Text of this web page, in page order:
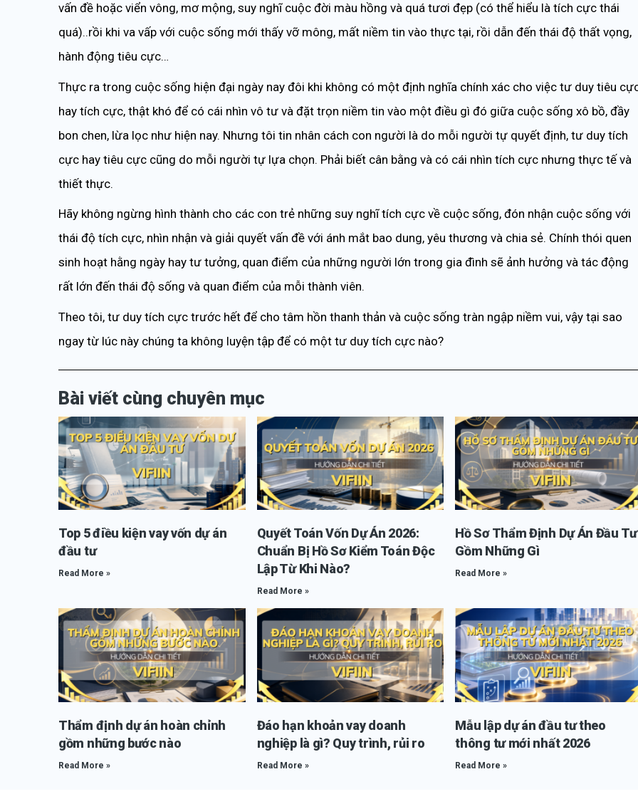
vấn đề hoặc viển vông, mơ mộng, suy nghĩ cuộc đời màu hồng và quá tươi đẹp (có thể hiểu là tích cực thái
quá)..rồi khi va vấp với cuộc sống mới thấy vỡ mông, mất niềm tin vào thực tại, rồi dẫn đến thái độ thất vọng,
hành động tiêu cực…
Thực ra trong cuộc sống hiện đại ngày nay đôi khi không có một định nghĩa chính xác cho việc tư duy tiêu
hay tích cực, thật khó để có cái nhìn vô tư và đặt trọn niềm tin vào một điều gì đó giữa cuộc sống xô bồ, đầy
bon chen, lừa lọc như hiện nay. Nhưng tôi tin nhân cách con người là do mỗi người tự quyết định, tư duy tích
cực hay tiêu cực cũng do mỗi người tự lựa chọn. Phải biết cân bằng và có cái nhìn tích cực nhưng thực tế và
thiết thực.
Hãy không ngừng hình thành cho các con trẻ những suy nghĩ tích cực về cuộc sống, đón nhận cuộc sống với
thái độ tích cực, nhìn nhận và giải quyết vấn đề với ánh mắt bao dung, yêu thương và chia sẻ. Chính thói quen
sinh hoạt hằng ngày hay tư tưởng, quan điểm của những người lớn trong gia đình sẽ ảnh hưởng và tác động
rất lớn đến thái độ sống và quan điểm của mỗi thành viên.
Theo tôi, tư duy tích cực trước hết để cho tâm hồn thanh thản và cuộc sống tràn ngập niềm vui, vậy tại sao
ngay từ lúc này chúng ta không luyện tập để có một tư duy tích cực nào?
Bài viết cùng chuyên mục
Top 5 điều kiện vay vốn dự án
đầu tư
Read More »
Quyết Toán Vốn Dự Án 2026:
Chuẩn Bị Hồ Sơ Kiểm Toán Độc
Lập Từ Khi Nào?
Read More »
Hồ Sơ Thẩm Định Dự Án Đầu Tư
Gồm Những Gì
Read More »
Thẩm định dự án hoàn chỉnh
gồm những bước nào
Read More »
Đáo hạn khoản vay doanh
nghiệp là gì? Quy trình, rủi ro
Read More »
Mẫu lập dự án đầu tư theo
thông tư mới nhất 2026
Read More »